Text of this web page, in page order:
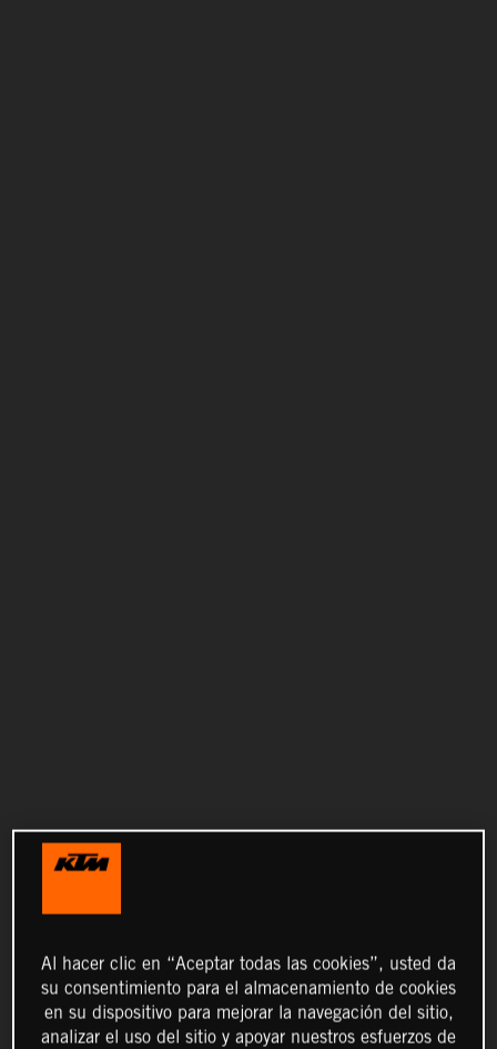
Al hacer clic en “Aceptar todas las cookies”, usted da
su consentimiento para el almacenamiento de cookies
en su dispositivo para mejorar la navegación del sitio,
analizar el uso del sitio y apoyar nuestros esfuerzos de